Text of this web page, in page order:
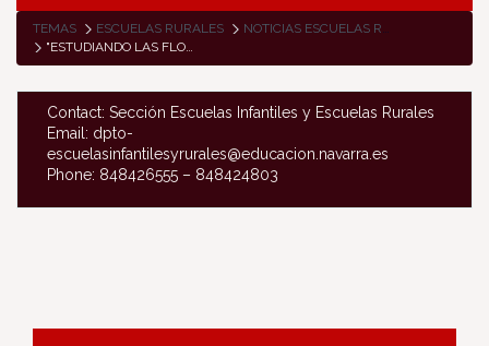
TEMAS ESCUELAS RURALES
NOTICIAS ESCUELAS RURALES
"ESTUDIANDO LAS FLORES CUIDAMOS NUESTRO ENTORNO”, PROYECTO DE LA ESCUELA RURAL DE OTSAGABIA
Contact: Sección Escuelas Infantiles y Escuelas Rurales
Email: dpto-
escuelasinfantilesyrurales@educacion.navarra.es
Phone: 848426555 – 848424803